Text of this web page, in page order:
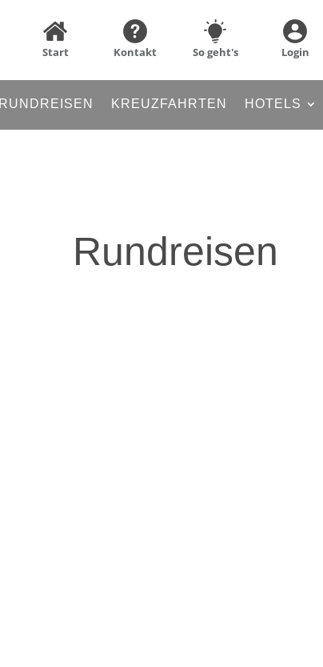
Start Kontakt So geht's Login
RUNDREISEN KREUZFAHRTEN HOTELS
Rundreisen